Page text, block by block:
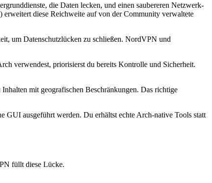
die Daten lecken, und einen saubereren Netzwerk-
diese Reichweite auf von der Community verwaltete
um Datenschutzlücken zu schließen. NordVPN und
verwendest, priorisierst du bereits Kontrolle und Sicherheit.
mit geografischen Beschränkungen. Das richtige
ausgeführt werden. Du erhältst echte Arch-native Tools statt
füllt diese Lücke.